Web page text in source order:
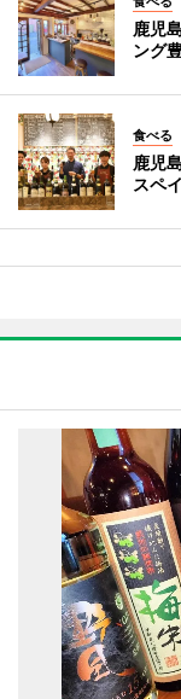
鹿児
ング
食べる
鹿児
スペ